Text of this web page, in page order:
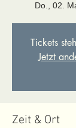
Do., 02.
Tickets
Jetzt
Zeit & Ort